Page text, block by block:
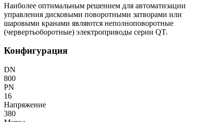
Наиболее оптимальным решением для автоматизации
управления дисковыми поворотными затворами или
шаровыми кранами являются неполноповоротные
(червертьоборотные) электроприводы серии QT.
Конфигурация
DN
800
PN
16
Напряжение
380